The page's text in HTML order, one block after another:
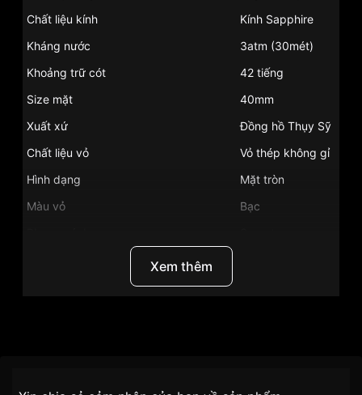
Chất liệu kính
Kính Sapphire
Kháng nước
3atm (30mét)
Khoảng trữ cót
42 tiếng
Size mặt
40mm
Xuất xứ
Đồng hồ Thụy Sỹ
Chất liệu vỏ
Vỏ thép không gỉ
Hình dạng
Mặt tròn
Màu vỏ
Bạc
Xem thêm